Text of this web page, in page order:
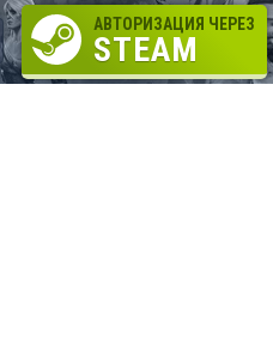
АВТОРИЗАЦИЯ ЧЕРЕЗ
STEAM